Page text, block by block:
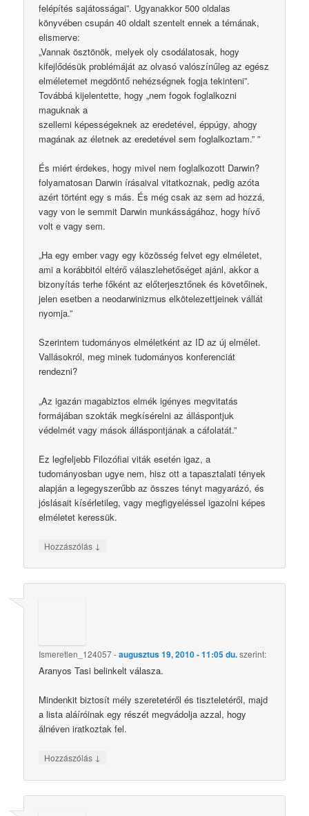
felépítés sajátosságai”. Ugyanakkor 500 oldalas
könyvében csupán 40 oldalt szentelt ennek a témának,
elismerve:
„Vannak ösztönök, melyek oly csodálatosak, hogy
kifejlődésük problémáját az olvasó valószínűleg az egész
elméletemet megdöntő nehézségnek fogja tekinteni”.
Továbbá kijelentette, hogy „nem fogok foglalkozni
maguknak a
szellemi képességeknek az eredetével, éppúgy, ahogy
magának az életnek az eredetével sem foglalkoztam.” ”
És miért érdekes, hogy mivel nem foglalkozott Darwin?
folyamatosan Darwin írásaival vitatkoznak, pedig azóta
azért történt egy s más. És még csak az sem ad hozzá,
vagy von le semmit Darwin munkásságához, hogy hívő
volt e vagy sem.
„Ha egy ember vagy egy közösség felvet egy elméletet,
ami a korábbitól eltérő válaszlehetőséget ajánl, akkor a
bizonyítás terhe főként az előterjesztőnek és követőinek,
jelen esetben a neodarwinizmus elkötelezettjeinek vállát
nyomja.”
Szerintem tudományos elméletként az ID az új elmélet.
Vallásokról, meg minek tudományos konferenciát
rendezni?
„Az igazán magabiztos elmék igényes megvitatás
formájában szokták megkísérelni az álláspontjuk
védelmét vagy mások álláspontjának a cáfolatát.”
Ez legfeljebb Filozófiai viták esetén igaz, a
tudományosban ugye nem, hisz ott a tapasztalati tények
alapján a legegyszerűbb az összes tényt magyarázó, és
jóslásait kísérletileg, vagy megfigyeléssel igazolni képes
elméletet keressük.
Hozzászólás ↓
Ismeretlen_124057-augusztus 19, 2010 - 11:05 du.szerint:
Aranyos Tasi belinkelt válasza.
Mindenkit biztosít mély szeretetéről és tiszteletéről, majd
a lista aláíróinak egy részét megvádolja azzal, hogy
álnéven iratkoztak fel.
Hozzászólás ↓